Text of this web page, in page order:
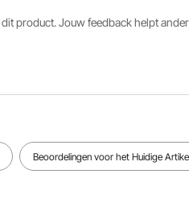
product. Jouw feedback helpt
Beoordelingen voor het Huidige